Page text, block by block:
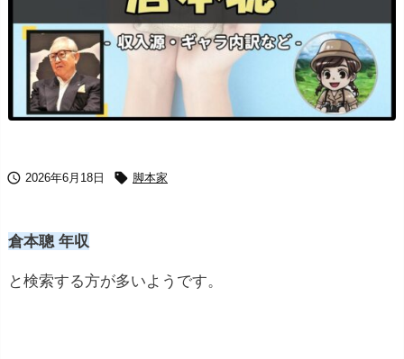
 2026年6月18日  脚本家
倉本聰 年収
と検索する方が多いようです。